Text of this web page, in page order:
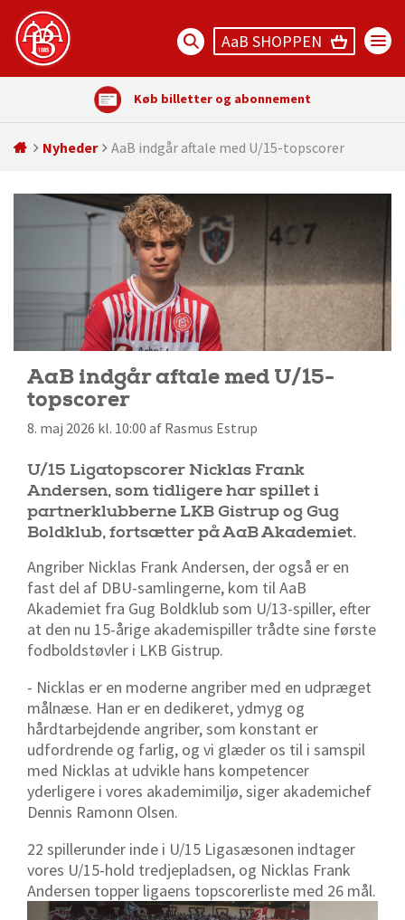
AaB SHOPPEN
Køb billetter og abonnement
Nyheder AaB indgår aftale med U/15-topscorer
AaB indgår aftale med U/15-
topscorer
8. maj 2026 kl. 10:00 af Rasmus Estrup
U/15 Ligatopscorer Nicklas Frank
Andersen, som tidligere har spillet i
partnerklubberne LKB Gistrup og Gug
Boldklub, fortsætter på AaB Akademiet.
Angriber Nicklas Frank Andersen, der også er en
fast del af DBU-samlingerne, kom til AaB
Akademiet fra Gug Boldklub som U/13-spiller, efter
at den nu 15-årige akademispiller trådte sine første
fodboldstøvler i LKB Gistrup.
- Nicklas er en moderne angriber med en udpræget
målnæse. Han er en dedikeret, ydmyg og
hårdtarbejdende angriber, som konstant er
udfordrende og farlig, og vi glæder os til i samspil
med Nicklas at udvikle hans kompetencer
yderligere i vores akademimiljø, siger akademichef
Dennis Ramonn Olsen.
22 spillerunder inde i U/15 Ligasæsonen indtager
vores U/15-hold tredjepladsen, og Nicklas Frank
Andersen topper ligaens topscorerliste med 26 mål.